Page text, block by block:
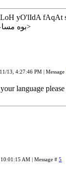
QiLuVcHi"<بوه مساعدتنا>
13, 4:27:46 PM | Message
language
AM | Message # 5